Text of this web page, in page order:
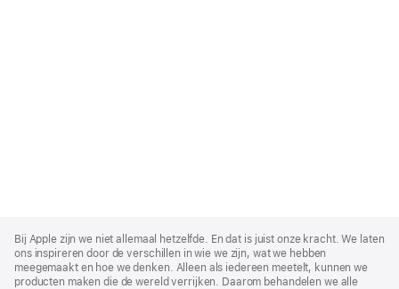
Footer
Bij Apple zijn we niet allemaal hetzelfde. En dat is juist onze kracht. We laten
ons inspireren door de verschillen in wie we zijn, wat we hebben
meegemaakt en hoe we denken. Alleen als iedereen meetelt, kunnen we
producten maken die de wereld verrijken. Daarom behandelen we alle